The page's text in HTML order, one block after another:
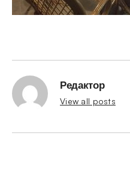
Редактор
View all posts